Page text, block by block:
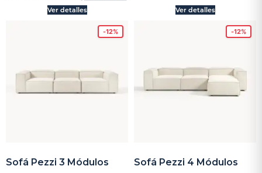
Ver detalles Ver detalles
-12%
Sofá Pezzi 3 Módulos
-12%
Sofá Pezzi 4 Módulos